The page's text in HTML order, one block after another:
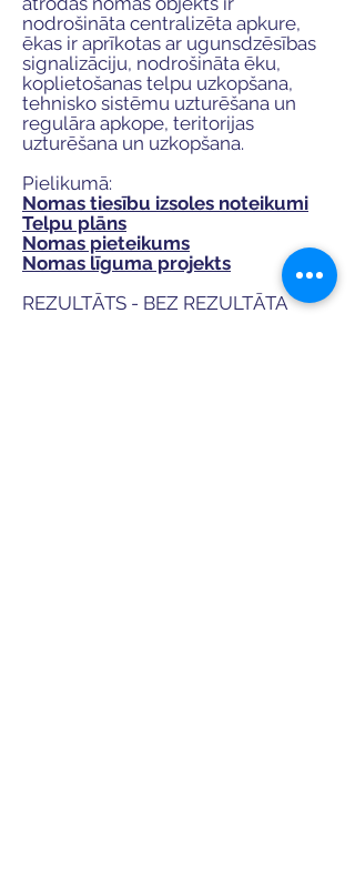
nodrošināta centralizēta apkure,
ēkas ir aprīkotas ar ugunsdzēsības
signalizāciju, nodrošināta ēku,
koplietošanas telpu uzkopšana,
tehnisko sistēmu uzturēšana un
regulāra apkope, teritorijas
uzturēšana un uzkopšana.
Pielikumā:
Nomas tiesību izsoles noteikumi
Telpu plāns
Nomas pieteikums
Nomas līguma projekts​​​​
REZULTĀTS - BEZ REZULTĀTA